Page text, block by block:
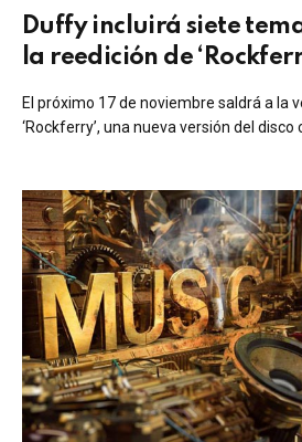
Duffy incluirá siete
la reedición de
El próximo 17 de noviembre saldrá a la
‘Rockferry’, una nueva versión del disco